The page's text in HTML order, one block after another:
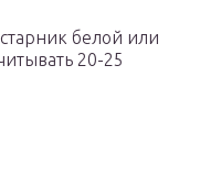
белой или
20-25